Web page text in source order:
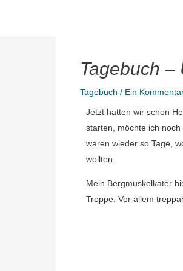
Tagebuch –
Tagebuch / Ein
Jetzt hatten wir schon
starten, möchte ich
waren wieder so Tage,
wollten.
Mein Bergmuskelkater
Treppe. Vor allem